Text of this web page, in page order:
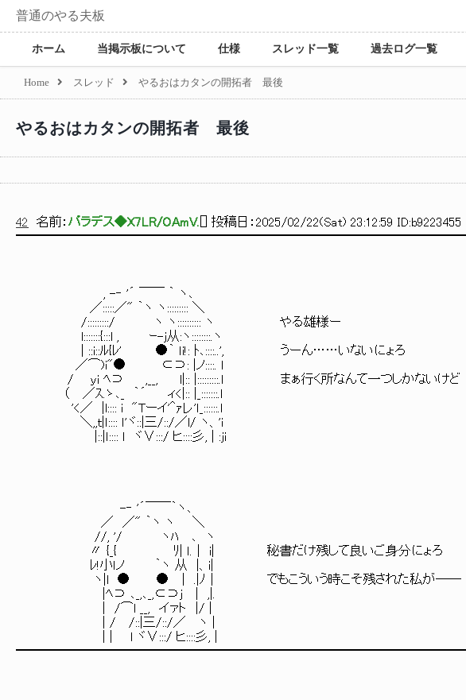
普通のやる夫板
ホーム 当掲示板について 仕様 スレッド一覧 過去ログ一覧
Home スレッド やるおはカタンの開拓者 最後
やるおはカタンの開拓者 最後
42 名前： パラデス◆X7LR/OAmV. ] 投稿日： 2025/02/22(Sat) 23:12:59 ID:b9223455
, -‐ '´ ￣￣ ｀ ヽ､
／:::::／" ｀ヽ ヽ::::::::: ＼
/:::::::::/ ヽ ヽ:::::::::: ヽ やる雄様ー
l:::::::{:::l , ｰ-j从:ヽ::::::::.ヽ
| ::i::ﾙ{ﾚ' ●｀ ｌi!: ﾄ､::::..', うーん……いないにょろ
／⌒)i"● ⊂⊃: |ノ::::. ｌ
/ ｙi ﾍ⊃ ,__, l|:: |:::::::::.ｌ まぁ行く所なんて一つしかないけど
（ ／ｽ.ゝ､_ ｀´ ィ<|:: |_:::::::.ｌ
'<／ |l:::: i "Tーイ'＾ｧレ'ｌ_::::::.ｌ
＼,,ｔ|ｌ:::: ｌ'ヾ::|三/::/／l/ ヽ、'i
|::|ｌ:::: l ヾ∨:::/ ヒ::::彡, | :ji
-‐ '´￣￣｀ヽ､
／ ／" ｀ヽ ヽ ＼
//, '/ ヽﾊ ､ ヽ
〃 {_{ ﾘ| ｌ.│ i| 秘書だけ残して良いご身分にょろ
ﾚ!小ｌノ ｀ヽ 从 |、i|
ヽ|l ● ● | .|ﾉ│ でもこういう時こそ残された私が――
|ﾍ⊃ ､_,､_,⊂⊃j | ,|.
| /⌒l __, イァト |/ |
| / /::|三/::/／ ヽ |
| | l ヾ∨:::/ ヒ::::彡, |